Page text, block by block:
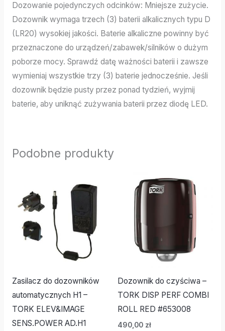
Dozowanie pojedynczych odcinków: Mniejsze zużycie.
Dozownik wymaga trzech (3) baterii alkalicznych typu D
(LR20) wysokiej jakości. Baterie alkaliczne powinny być
przeznaczone do urządzeń/zabawek/silników o dużym
poborze mocy. Sprawdź datę ważności baterii i zawsze
wymieniaj wszystkie trzy (3) baterie jednocześnie. Jeśli
dozownik będzie pusty przez ponad tydzień, wyjmij
baterie, aby uniknąć zużywania baterii przez diodę LED.
Podobne produkty
Zasilacz do dozowników
automatycznych H1 –
TORK ELEV&IMAGE
SENS.POWER AD.H1
Dozownik do czyściwa –
TORK DISP PERF COMBI
ROLL RED #653008
490,00 zł